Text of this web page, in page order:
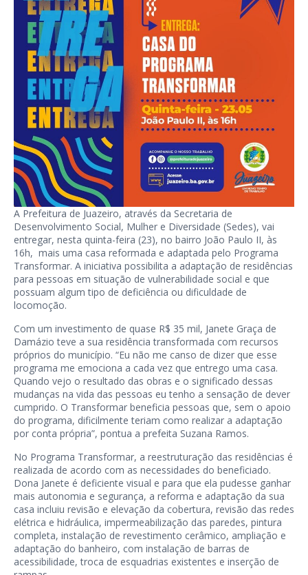
A Prefeitura de Juazeiro, através da Secretaria de
Desenvolvimento Social, Mulher e Diversidade (Sedes), vai
entregar, nesta quinta-feira (23), no bairro João Paulo II, às
16h, mais uma casa reformada e adaptada pelo Programa
Transformar. A iniciativa possibilita a adaptação de residências
para pessoas em situação de vulnerabilidade social e que
possuam algum tipo de deficiência ou dificuldade de
locomoção.
Com um investimento de quase R$ 35 mil, Janete Graça de
Damázio teve a sua residência transformada com recursos
próprios do município. “Eu não me canso de dizer que esse
programa me emociona a cada vez que entrego uma casa.
Quando vejo o resultado das obras e o significado dessas
mudanças na vida das pessoas eu tenho a sensação de dever
cumprido. O Transformar beneficia pessoas que, sem o apoio
do programa, dificilmente teriam como realizar a adaptação
por conta própria”, pontua a prefeita Suzana Ramos.
No Programa Transformar, a reestruturação das residências é
realizada de acordo com as necessidades do beneficiado.
Dona Janete é deficiente visual e para que ela pudesse ganhar
mais autonomia e segurança, a reforma e adaptação da sua
casa incluiu revisão e elevação da cobertura, revisão das redes
elétrica e hidráulica, impermeabilização das paredes, pintura
completa, instalação de revestimento cerâmico, ampliação e
adaptação do banheiro, com instalação de barras de
acessibilidade, troca de esquadrias existentes e inserção de